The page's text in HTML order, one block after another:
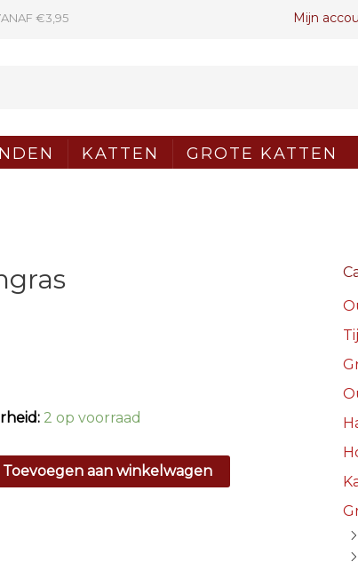
€3,95 Mijn
KATTEN GROTE KATTEN
2 op voorraad
Toevoegen aan winkelwagen